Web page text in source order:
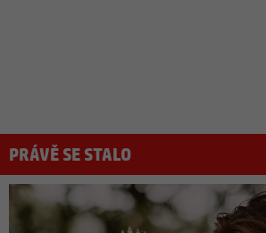
PRÁVĚ SE STALO